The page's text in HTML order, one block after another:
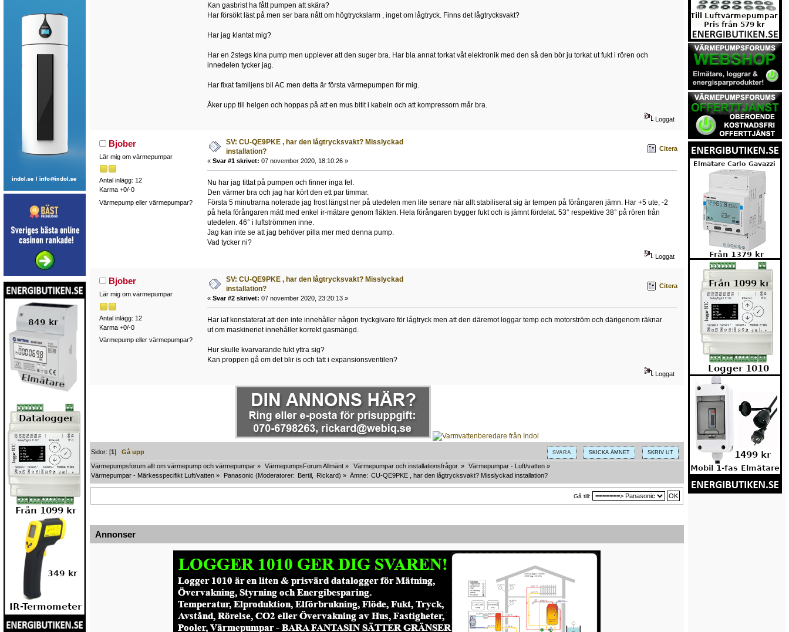
Kan gasbrist ha fått pumpen att skära?
Har försökt läst på men ser bara nått om högtryckslarm , inget om lågtryck. Finns det lågtrycksvakt?
Har jag klantat mig?
Har en 2stegs kina pump men upplever att den suger bra. Har bla annat torkat våt elektronik med den så den bör ju torkat ut fukt i rören och
innedelen tycker jag.
Har fixat familjens bil AC men detta är första värmepumpen för mig.
Åker upp till helgen och hoppas på att en mus bitit i kabeln och att kompressorn mår bra.
Loggat
Bjober
Lär mig om värmepumpar
Antal inlägg: 12
Karma +0/-0
Värmepump eller värmepumpar?
SV: CU-QE9PKE , har den lågtrycksvakt? Misslyckad
installation?
« Svar #1 skrivet: 07 november 2020, 18:10:26 »
Citera
Nu har jag tittat på pumpen och finner inga fel.
Den värmer bra och jag har kört den ett par timmar.
Första 5 minutrarna noterade jag frost längst ner på utedelen men lite senare när allt stabiliserat sig är tempen på förångaren jämn. Har +5 ute, -2
på hela förångaren mätt med enkel ir-mätare genom fläkten. Hela förångaren bygger fukt och is jämnt fördelat. 53° respektive 38° på rören från
utedelen. 46° i luftströmmen inne.
Jag kan inte se att jag behöver pilla mer med denna pump.
Vad tycker ni?
Loggat
Bjober
Lär mig om värmepumpar
Antal inlägg: 12
Karma +0/-0
Värmepump eller värmepumpar?
SV: CU-QE9PKE , har den lågtrycksvakt? Misslyckad
installation?
« Svar #2 skrivet: 07 november 2020, 23:20:13 »
Citera
Har iaf konstaterat att den inte innehåller någon tryckgivare för lågtryck men att den däremot loggar temp och motorström och därigenom räknar
ut om maskineriet innehåller korrekt gasmängd.
Hur skulle kvarvarande fukt yttra sig?
Kan proppen gå om det blir is och tätt i expansionsventilen?
Loggat
SVARA SKICKA ÄMNET SKRIV UT
Sidor: [1]Gå upp
Värmepumpsforum allt om värmepump och värmepumpar » VärmepumpsForum Allmänt » Värmepumpar och installationsfrågor. » Värmepumpar - Luft/vatten»
Värmepumpar - Märkesspecifikt Luft/vatten » Panasonic (Moderatorer: Bertil Rickard) » Ämne: CU-QE9PKE , har den lågtrycksvakt? Misslyckad installation?
Gå till:
Annonser